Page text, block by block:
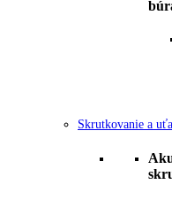
Skrutkovanie a